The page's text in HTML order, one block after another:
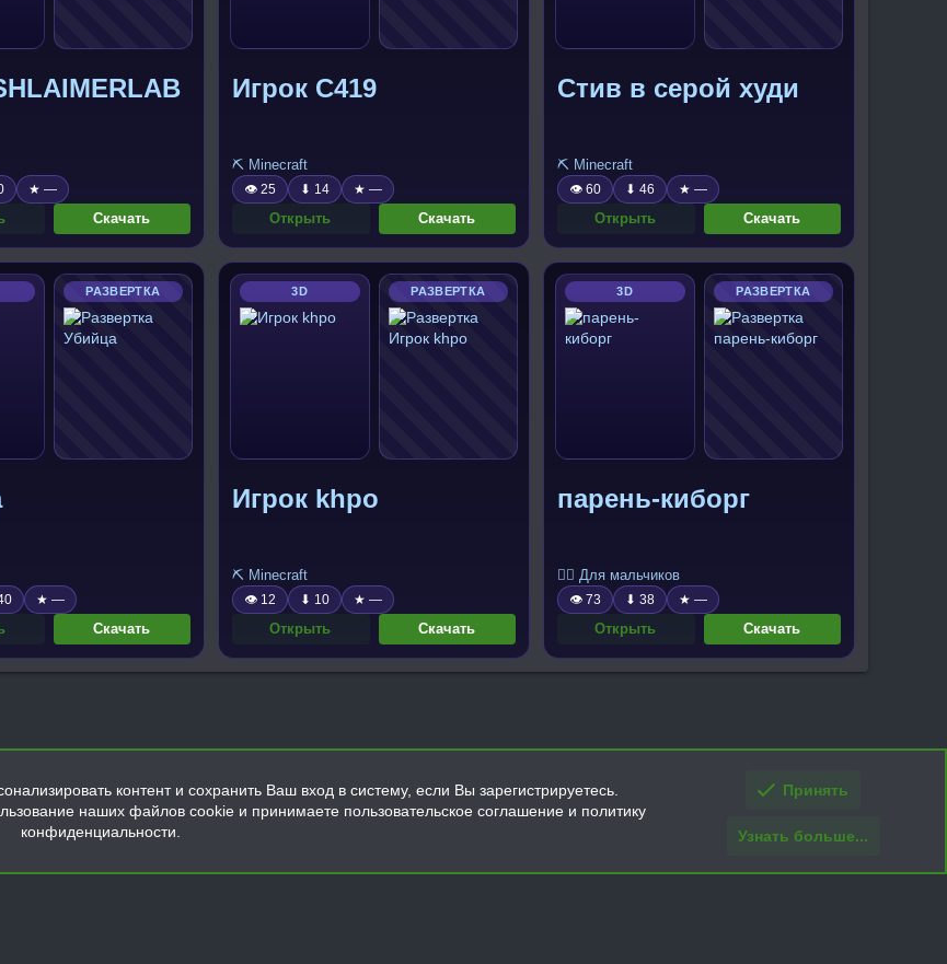
★ —
Скачать
Игрок C419
⛏️ Minecraft
👁 25 ⬇ 14 ★ —
Открыть Скачать
Стив в серой худи
⛏️ Minecraft
👁 60 ⬇ 46 ★ —
Открыть Скачать
РАЗВЕРТКА
★ —
Скачать
3D РАЗВЕРТКА
Игрок khpo
⛏️ Minecraft
👁 12 ⬇ 10 ★ —
Открыть Скачать
3D РАЗВЕРТКА
парень-киборг
🧍‍♂️ Для мальчиков
👁 73 ⬇ 38 ★ —
Открыть Скачать
Главная
R
S
контент и сохранить Ваш вход в систему, если Вы зарегистрируетесь.
наших файлов cookie и принимаете пользовательское соглашение и политику
конфиденциальности.
Принять
Узнать больше...